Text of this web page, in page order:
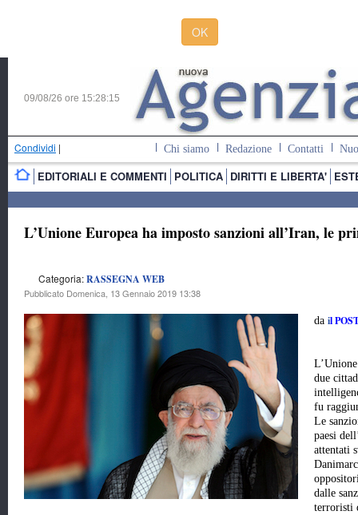
OK
09/08/26 ore 15:28:16
Condividi | Chi siamo Redazione Contatti
EDITORIALI E COMMENTI POLITICA DIRITTI E LIBERTA'
L’Unione Europea ha imposto sanzioni all’Iran, le
Categoria:RASSEGNA WEB
Pubblicato Domenica, 13 Gennaio 2019 13:38
da il
due
fu
Le
paesi
attentati
dalle
terroristi